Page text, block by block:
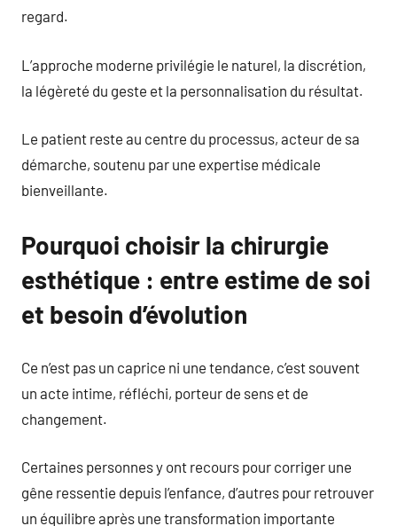
regard.
L’approche moderne privilégie le naturel, la discrétion,
la légèreté du geste et la personnalisation du résultat.
Le patient reste au centre du processus, acteur de sa
démarche, soutenu par une expertise médicale
bienveillante.
Pourquoi choisir la chirurgie
esthétique : entre estime de soi
et besoin d’évolution
Ce n’est pas un caprice ni une tendance, c’est souvent
un acte intime, réfléchi, porteur de sens et de
changement.
Certaines personnes y ont recours pour corriger une
gêne ressentie depuis l’enfance, d’autres pour retrouver
un équilibre après une transformation importante